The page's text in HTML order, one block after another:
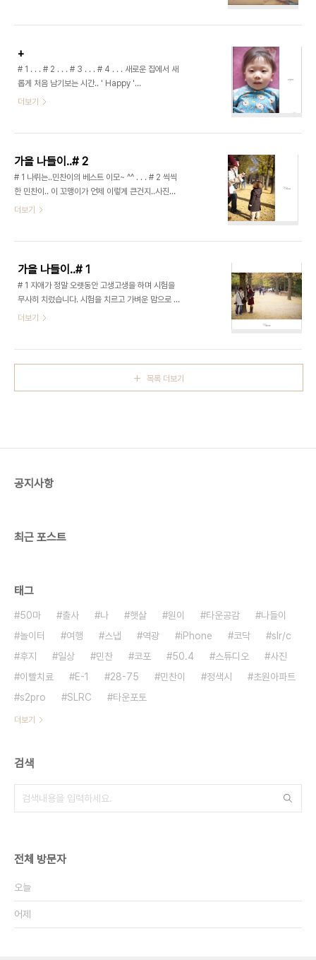
이글루 만들어보기.. 아빠는 사진찍기 놀이~ # 7 지
+
# 1 . . . # 2 . . . # 3 . . . # 4 . . . 새로운 집에서 새
롭게 처음 남기보는 시간.. ' Happy '
@20080302 | 집에서 SLR/C + EF 50.4
더보기
가을 나들이..# 2
# 1 나뤼는..민찬이의 베스트 이모~ ^^ . . . # 2 씩씩
한 민찬이.. 이 꼬맹이가 언제 이렇게 큰건지..사진으
로 남겨놓지 않았더라면 이전의 민찬이 모습은 상상
~~~ . . . # 6 파아란...가을 하늘과 단풍.. 그곳에 함
께한 우리들.. . . . # 7 가장 빛나던 우리 아들...^^ . .
. # 8 칙칙 폭폭.. . . . # 9 거북이 등에탄 민찬..ㅎㅎ;
. . . # 10 씩씩도 하여라~ . . . # 11 가을은 정말 완연
하게 물들어있더군요. 이제는 저만치 가버릴듯한 풍
더보기
가을 나들이..# 1
# 1 지애가 정말 오랫동안 고생고생을 하며 시험을
무사히 치렀습니다. 시험을 치르고 가벼운 맘으로 떠
났던 남이섬.. 새벽 바람을 가르며 남이섬에 도착.. 첫
MF 포커싱을 잡자니.. 핀이 엉망이네요..그렇지만 우
더보기
목록 더보기
공지사항
최근 포스트
태그
50마 출사 나 햇살 원이 타운공감
나들이
놀이터
여행 스냅 역광 iPhone 코닥
slr/c
후지
일상 민찬 코포 50.4 스튜디오
사진
이빨치료
E-1 28-75 민찬이 정색시
초원아파트
s2pro
SLRC 타운포토
더보기
검색
전체 방문자
오늘
어제